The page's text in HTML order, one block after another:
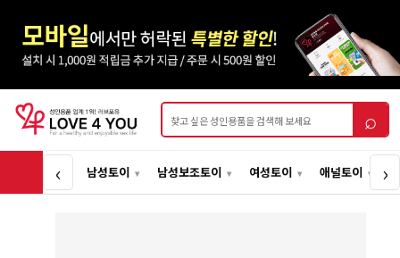
상품검색 ⌕
‹ 남성토이 남성보조토이 여성토이 애널토이 ›